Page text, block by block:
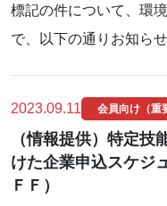
標記の件について、環
で、以下の通りお知ら
2023.09.11 会員向け（重
（情報提供）特定
けた企業申込スケジ
ＦＦ）